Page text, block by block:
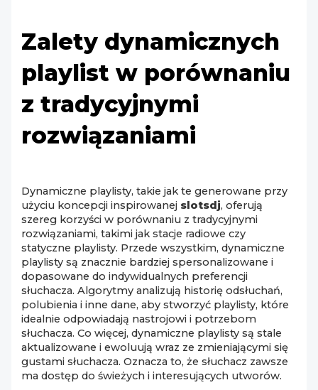
Zalety dynamicznych
playlist w porównaniu
z tradycyjnymi
rozwiązaniami
Dynamiczne playlisty, takie jak te generowane przy
użyciu koncepcji inspirowanej slotsdj, oferują
szereg korzyści w porównaniu z tradycyjnymi
rozwiązaniami, takimi jak stacje radiowe czy
statyczne playlisty. Przede wszystkim, dynamiczne
playlisty są znacznie bardziej spersonalizowane i
dopasowane do indywidualnych preferencji
słuchacza. Algorytmy analizują historię odsłuchań,
polubienia i inne dane, aby stworzyć playlisty, które
idealnie odpowiadają nastrojowi i potrzebom
słuchacza. Co więcej, dynamiczne playlisty są stale
aktualizowane i ewoluują wraz ze zmieniającymi się
gustami słuchacza. Oznacza to, że słuchacz zawsze
ma dostęp do świeżych i interesujących utworów.